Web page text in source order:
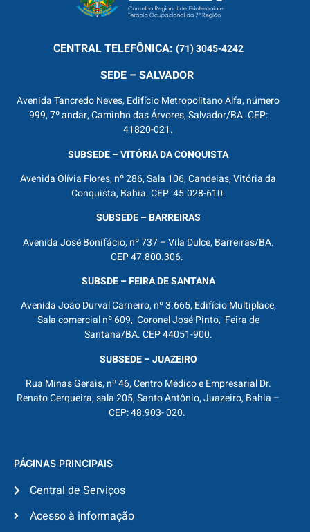
CENTRALTELEFÔNICA: (71) 3045-4242
SEDE – SALVADOR
Avenida Tancredo Neves, Edifício Metropolitano Alfa, número
999, 7º andar, Caminho das Árvores, Salvador/BA. CEP:
41820-021.
SUBSEDE – VITÓRIA DA CONQUISTA
Avenida Olívia Flores, nº 286, Sala 106, Candeias, Vitória da
Conquista, Bahia. CEP: 45.028-610.
SUBSEDE – BARREIRAS
Avenida José Bonifácio, nº 737 – Vila Dulce, Barreiras/BA.
CEP 47.800.306.
SUBSDE – FEIRA DE SANTANA
Avenida João Durval Carneiro, nº 3.665, Edifício Multiplace,
Sala comercial nº 609, Coronel José Pinto, Feira de
Santana/BA. CEP 44051-900.
SUBSEDE – JUAZEIRO
Rua Minas Gerais, nº 46, Centro Médico e Empresarial Dr.
Renato Cerqueira, sala 205, Santo Antônio, Juazeiro, Bahia –
CEP: 48.903- 020.
PÁGINAS PRINCIPAIS
Central de Serviços
Acesso à informação